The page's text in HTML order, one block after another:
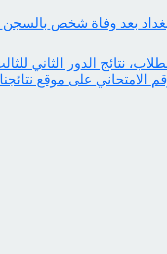
بعد وفاة شخص
الامتحاني على موقع